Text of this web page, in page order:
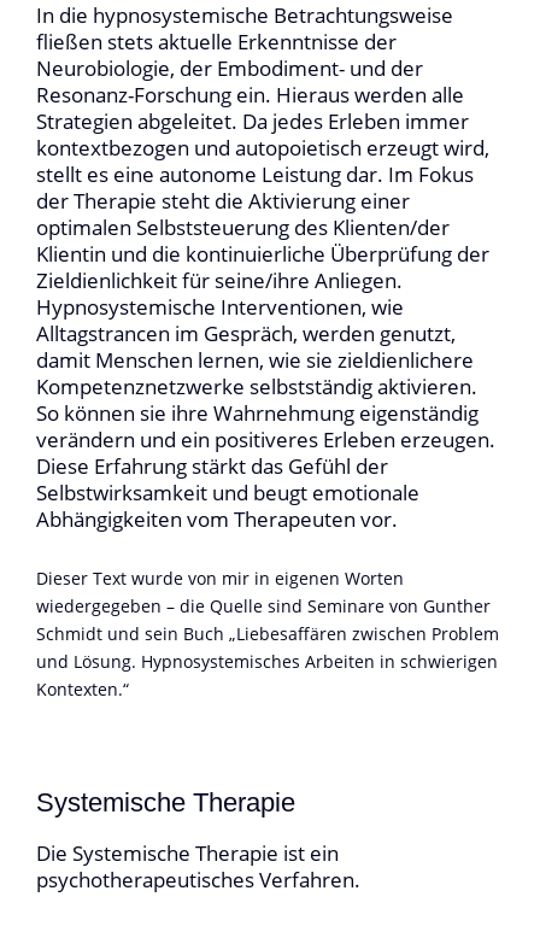
In die hypnosystemische Betrachtungsweise
fließen stets aktuelle Erkenntnisse der
Neurobiologie, der Embodiment- und der
Resonanz-Forschung ein. Hieraus werden alle
Strategien abgeleitet. Da jedes Erleben immer
kontextbezogen und autopoietisch erzeugt wird,
stellt es eine autonome Leistung dar. Im Fokus
der Therapie steht die Aktivierung einer
optimalen Selbststeuerung des Klienten/der
Klientin und die kontinuierliche Überprüfung der
Zieldienlichkeit für seine/ihre Anliegen.
Hypnosystemische Interventionen, wie
Alltagstrancen im Gespräch, werden genutzt,
damit Menschen lernen, wie sie zieldienlichere
Kompetenznetzwerke selbstständig aktivieren.
So können sie ihre Wahrnehmung eigenständig
verändern und ein positiveres Erleben erzeugen.
Diese Erfahrung stärkt das Gefühl der
Selbstwirksamkeit und beugt emotionale
Abhängigkeiten vom Therapeuten vor.
Dieser Text wurde von mir in eigenen Worten
wiedergegeben – die Quelle sind Seminare von Gunther
Schmidt und sein Buch „Liebesaffären zwischen Problem
und Lösung. Hypnosystemisches Arbeiten in schwierigen
Kontexten.“
Systemische Therapie
Die Systemische Therapie ist ein
psychotherapeutisches Verfahren.